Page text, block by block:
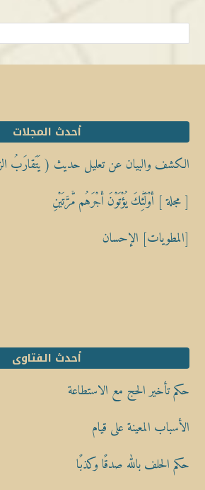
أحدث المجلات
الكشف والبيان عن تعليل حديث ( يَتَقارَبُ
[ مجلة ] أُوْلَٰٓئِكَ يُؤْتَوْنَ أَجْرَهُم مَّرَّتَيْنِ
[المطويات] الإحسان
أحدث الفتاوى
حكم تأخير الحج مع الاستطاعة
الأسباب المعينة على قيام
حكم الحلف بالله صدقًا وكذبًا